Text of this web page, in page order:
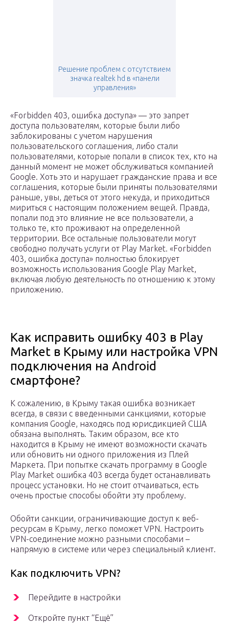
Решение проблем с отсутствием
значка realtek hd в «панели
управления»
«Forbidden 403, ошибка доступа» — это запрет
доступа пользователям, которые были либо
заблокированы с учетом нарушения
пользовательского соглашения, либо стали
пользователями, которые попали в список тех, кто на
данный момент не может обслуживаться компанией
Google. Хоть это и нарушает гражданские права и все
соглашения, которые были приняты пользователями
раньше, увы, деться от этого некуда, и приходиться
мириться с настоящим положением вещей. Правда,
попали под это влияние не все пользователи, а
только те, кто проживают на определенной
территории. Все остальные пользователи могут
свободно получать услуги от Play Market. «Forbidden
403, ошибка доступа» полностью блокирует
возможность использования Google Play Market,
включая любую деятельность по отношению к этому
приложению.
Как исправить ошибку 403 в Play
Market в Крыму или настройка VPN
подключения на Android
смартфоне?
К сожалению, в Крыму такая ошибка возникает
всегда, в связи с введенными санкциями, которые
компания Google, находясь под юрисдикцией США
обязана выполнять. Таким образом, все кто
находится в Крыму не имеют возможности скачать
или обновить ни одного приложения из Плей
Маркета. При попытке скачать программу в Google
Play Market ошибка 403 всегда будет останавливать
процесс установки. Но не стоит отчаиваться, есть
очень простые способы обойти эту проблему.
Обойти санкции, ограничивающие доступ к веб-
ресурсам в Крыму, легко поможет VPN. Настроить
VPN-соединение можно разными способами –
напрямую в системе или через специальный клиент.
Как подключить VPN?
Перейдите в настройки
Откройте пункт “Ещё”